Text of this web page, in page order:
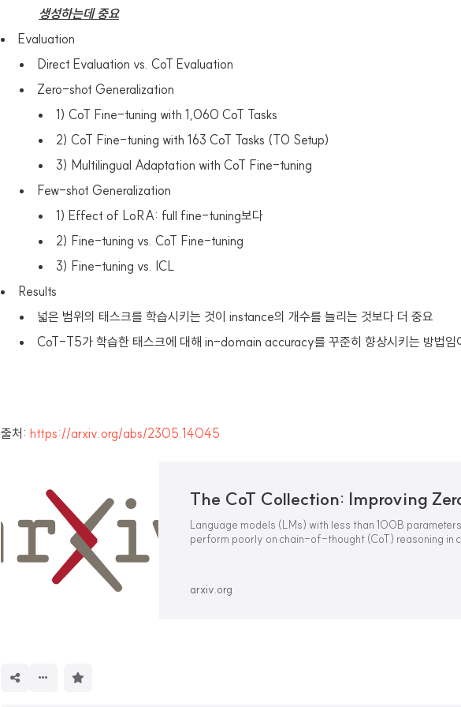
생성하는데 중요
Evaluation
Direct Evaluation vs. CoT Evaluation
Zero-shot Generalization
1) CoT Fine-tuning with 1,060 CoT Tasks
2) CoT Fine-tuning with 163 CoT Tasks (T0 Setup)
3) Multilingual Adaptation with CoT Fine-tuning
Few-shot Generalization
1) Effect of LoRA: full fine-tuning보다
2) Fine-tuning vs. CoT Fine-tuning
3) Fine-tuning vs. ICL
Results
넓은 범위의 태스크를 학습시키는 것이 instance의 개수를 늘리는 것보다 더 중요
CoT-T5가 학습한 태스크에 대해 in-domain accuracy를 꾸준히 향상시키는 방법임
출처: https://arxiv.org/abs/2305.14045
Language models (LMs) with less than 100B
perform poorly on chain-of-thought (CoT) reasoning in
arxiv.org